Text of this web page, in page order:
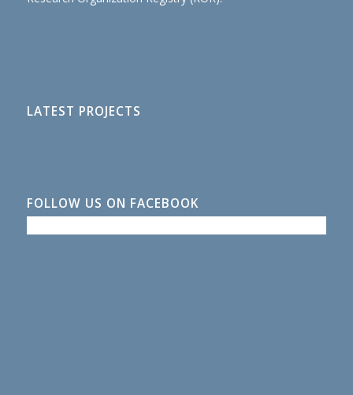
LATEST PROJECTS
FOLLOW US ON FACEBOOK